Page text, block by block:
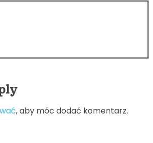
, aby móc dodać komentarz.